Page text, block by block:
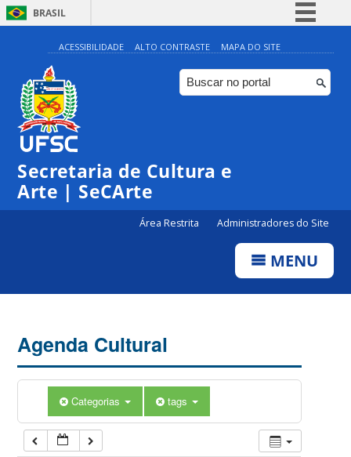
BRASIL
Simplifique!
Comunica BR
Participe
ACESSIBILIDADE ALTO CONTRASTE MAPA DO SITE
Secretaria de Cultura e
Arte | SeCArte
Área Restrita Administradores do Site
MENU
Agenda Cultural
Categorias tags
0:00
1:00
5:00
7:00